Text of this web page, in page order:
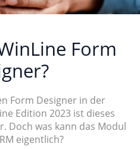
Form
Form Designer in der
Edition 2023 ist dieses
Doch was kann das Modul
eigentlich?